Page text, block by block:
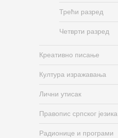
Трећи разред
Четврти разред
Креативно писање
Култура изражавања
Лични утисак
Правопис српског језика
Радионице и програми